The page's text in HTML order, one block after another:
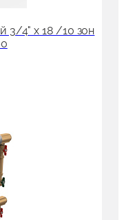
3/4" x 18 /10 зон